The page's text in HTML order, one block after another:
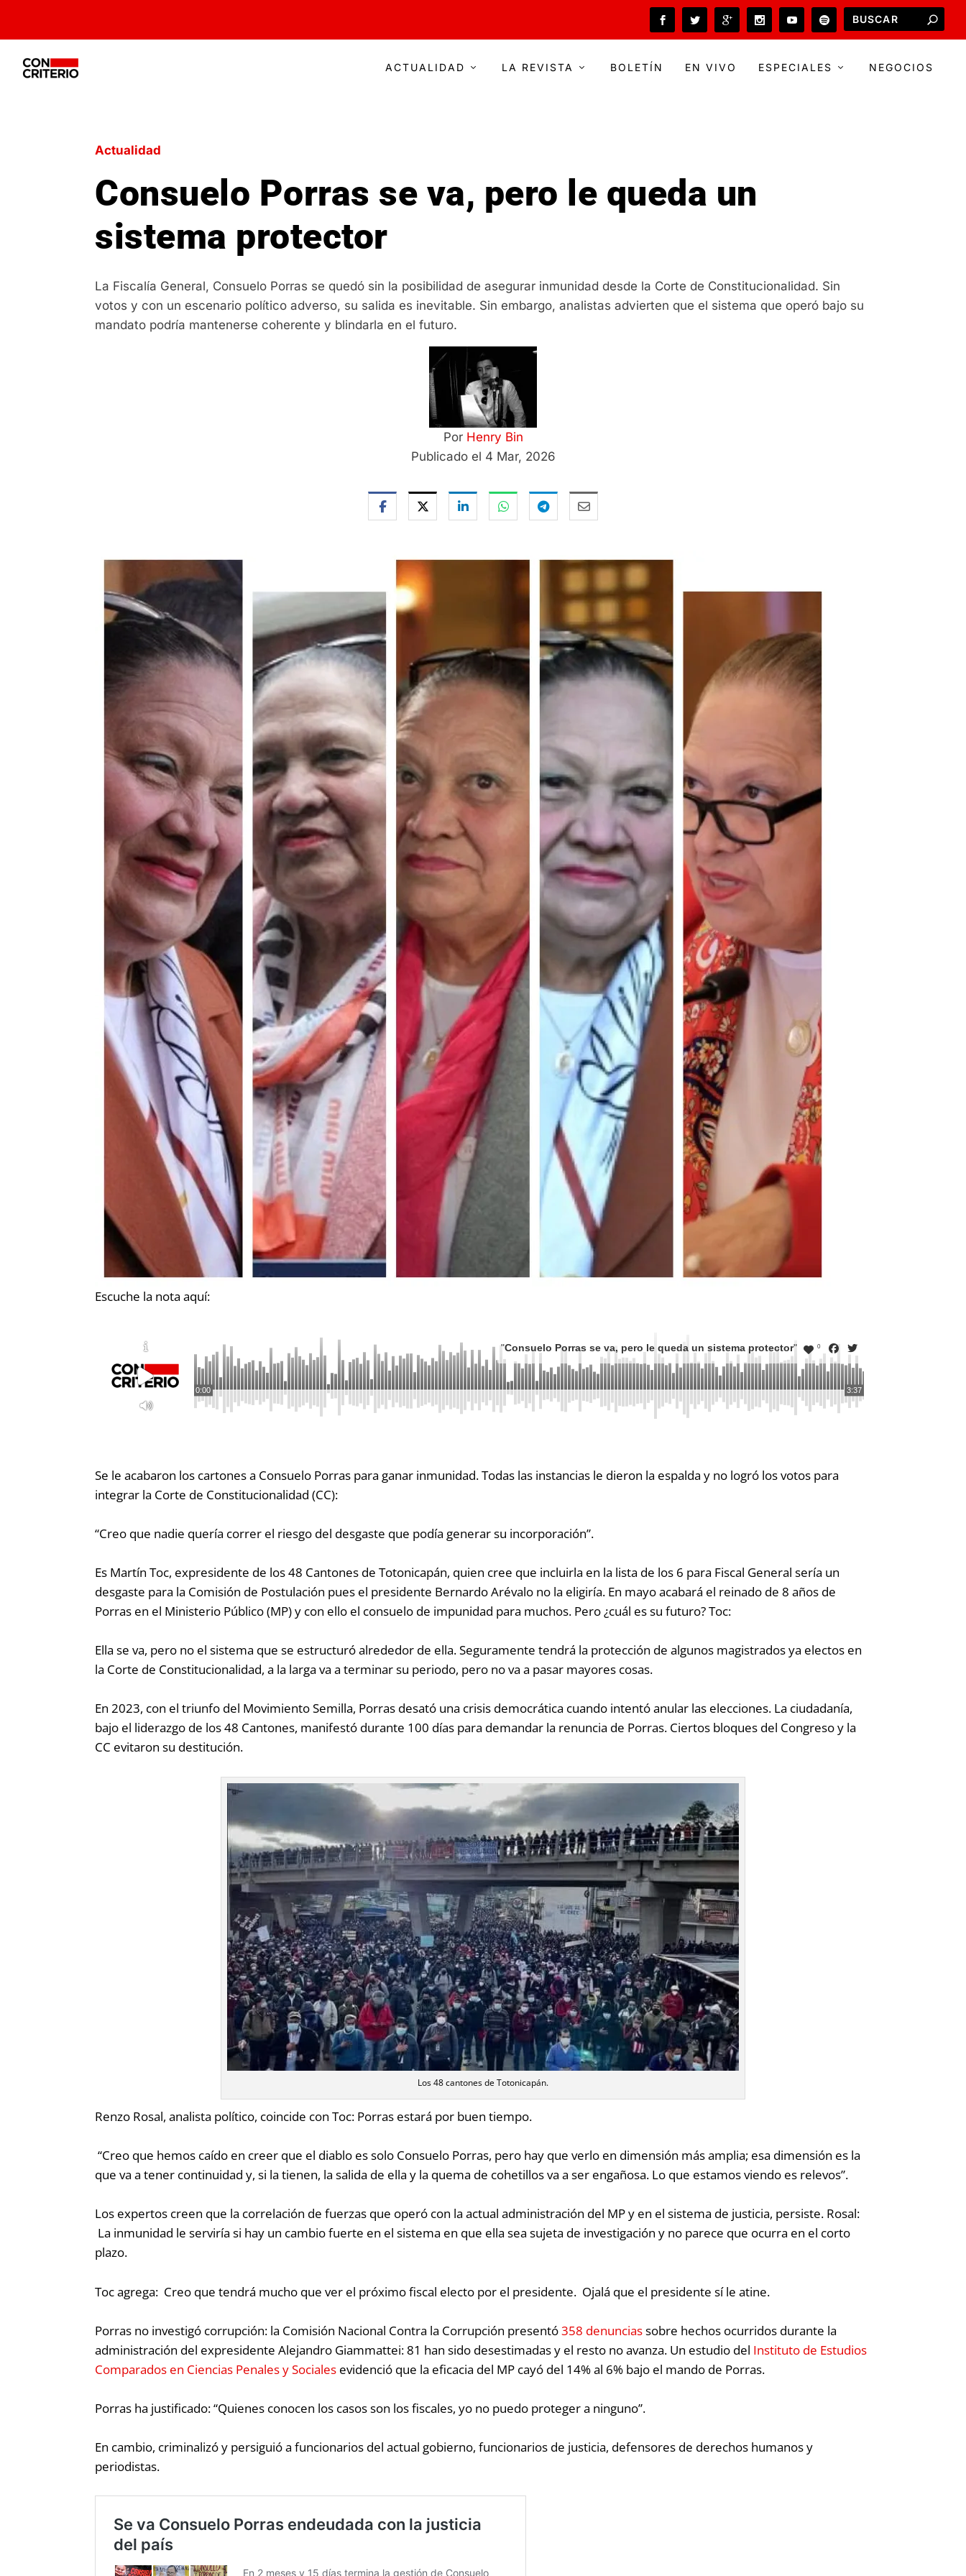
ACTUALIDAD LA REVISTA BOLETÍN EN VIVO ESPECIALES NEGOCIOS
Actualidad
Consuelo Porras se va, pero le queda un
sistema protector
La Fiscalía General, Consuelo Porras se quedó sin la posibilidad de asegurar inmunidad desde la Corte de Constitucionalidad. Sin
votos y con un escenario político adverso, su salida es inevitable. Sin embargo, analistas advierten que el sistema que operó bajo su
mandato podría mantenerse coherente y blindarla en el futuro.
Por Henry Bin
Publicado el 4 Mar, 2026
Escuche la nota aquí:
0:00 3:37
"Consuelo Porras se va, pero le queda un sistema protector" 0
Se le acabaron los cartones a Consuelo Porras para ganar inmunidad. Todas las instancias le dieron la espalda y no logró los votos para
integrar la Corte de Constitucionalidad (CC):
“Creo que nadie quería correr el riesgo del desgaste que podía generar su incorporación”.
Es Martín Toc, expresidente de los 48 Cantones de Totonicapán, quien cree que incluirla en la lista de los 6 para Fiscal General sería un
desgaste para la Comisión de Postulación pues el presidente Bernardo Arévalo no la eligiría. En mayo acabará el reinado de 8 años de
Porras en el Ministerio Público (MP) y con ello el consuelo de impunidad para muchos. Pero ¿cuál es su futuro? Toc:
Ella se va, pero no el sistema que se estructuró alrededor de ella. Seguramente tendrá la protección de algunos magistrados ya electos en
la Corte de Constitucionalidad, a la larga va a terminar su periodo, pero no va a pasar mayores cosas.
En 2023, con el triunfo del Movimiento Semilla, Porras desató una crisis democrática cuando intentó anular las elecciones. La ciudadanía,
bajo el liderazgo de los 48 Cantones, manifestó durante 100 días para demandar la renuncia de Porras. Ciertos bloques del Congreso y la
CC evitaron su destitución.
Los 48 cantones de Totonicapán.
Renzo Rosal, analista político, coincide con Toc: Porras estará por buen tiempo.
“Creo que hemos caído en creer que el diablo es solo Consuelo Porras, pero hay que verlo en dimensión más amplia; esa dimensión es la
que va a tener continuidad y, si la tienen, la salida de ella y la quema de cohetillos va a ser engañosa. Lo que estamos viendo es relevos”.
Los expertos creen que la correlación de fuerzas que operó con la actual administración del MP y en el sistema de justicia, persiste. Rosal:
La inmunidad le serviría si hay un cambio fuerte en el sistema en que ella sea sujeta de investigación y no parece que ocurra en el corto
plazo.
Toc agrega: Creo que tendrá mucho que ver el próximo fiscal electo por el presidente. Ojalá que el presidente sí le atine.
Porras no investigó corrupción: la Comisión Nacional Contra la Corrupción presentó358 denunciassobre hechos ocurridos durante la
administración del expresidente Alejandro Giammattei: 81 han sido desestimadas y el resto no avanza. Un estudio del Instituto de Estudios
Comparados en Ciencias Penales y Sociales evidenció que la eficacia del MP cayó del 14% al 6% bajo el mando de Porras.
Porras ha justificado:“Quienes conocen los casos son los fiscales, yo no puedo proteger a ninguno”.
En cambio, criminalizó y persiguió a funcionarios del actual gobierno, funcionarios de justicia, defensores de derechos humanos y
periodistas.